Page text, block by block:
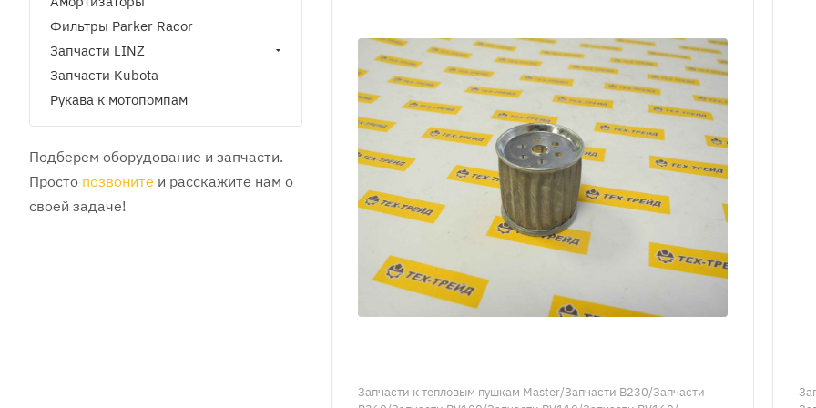
Запчасти к тепловым пушкам Master/Запчасти B230/Запчасти
Фильтры Parker Racor
Запчасти LINZ
Запчасти Kubota
Рукава к мотопомпам
Подберем оборудование и запчасти.
Просто позвоните и расскажите нам о
своей задаче!